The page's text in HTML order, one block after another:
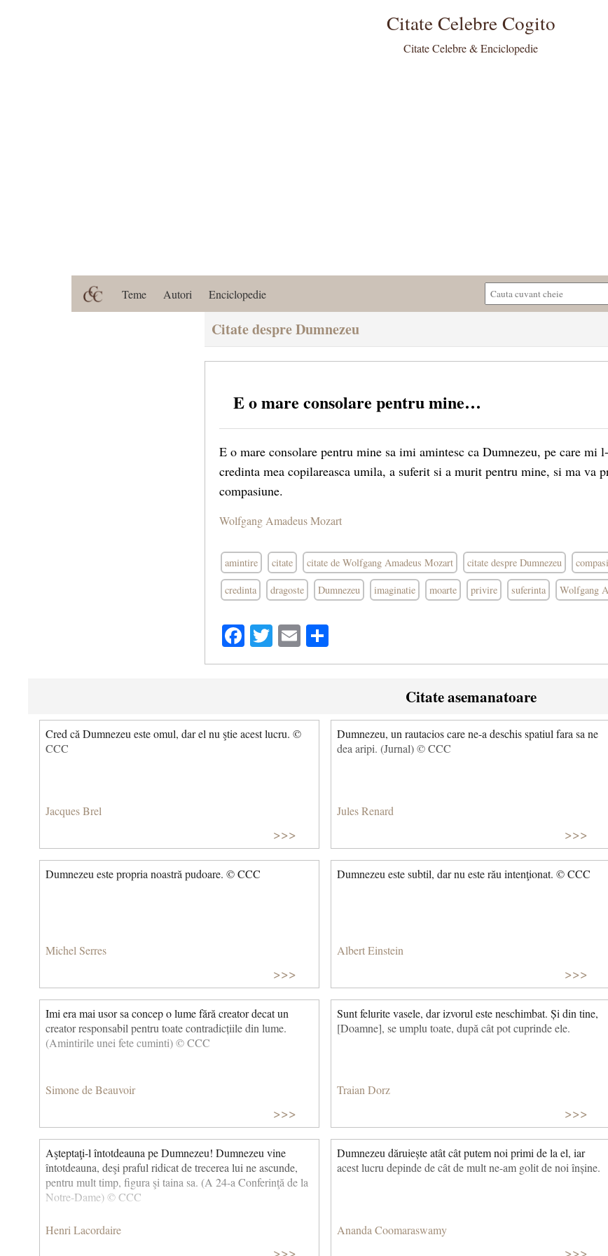
Citate Celebre Cogito
Citate Celebre & Enciclopedie
Teme Autori Enciclopedie
Citate despre Dumnezeu
E o mare consolare pentru mine…
E o mare consolare pentru mine sa imi amintesc ca Dumnezeu, pe care mi
credinta mea copilareasca umila, a suferit si a murit pentru mine, si ma va
compasiune.
Wolfgang Amadeus Mozart
amintire citate citate de Wolfgang Amadeus Mozart citate despre Dumnezeu
credinta dragoste Dumnezeu imaginatie moarte privire suferinta Wolfgang
Facebook
Twitter
Email
Citate asemanatoare
Cred că Dumnezeu este omul, dar el nu ştie acest lucru. ©
CCC
Jacques Brel
>>>
Dumnezeu, un rautacios care ne-a deschis spatiul fara sa ne
dea aripi. (Jurnal) © CCC
Jules Renard
>>>
Dumnezeu este propria noastră pudoare. © CCC
Michel Serres
>>>
Dumnezeu este subtil, dar nu este rău intenţionat. © CCC
Albert Einstein
>>>
Imi era mai usor sa concep o lume fără creator decat un
creator responsabil pentru toate contradicțiile din lume.
(Amintirile unei fete cuminti) © CCC
Simone de Beauvoir
>>>
Sunt felurite vasele, dar izvorul este neschimbat. Și din tine,
[Doamne], se umplu toate, după cât pot cuprinde ele.
Traian Dorz
>>>
Aşteptaţi-l întotdeauna pe Dumnezeu! Dumnezeu vine
întotdeauna, deşi praful ridicat de trecerea lui ne ascunde,
pentru mult timp, figura şi taina sa. (A 24-a Conferinţă de la
Notre-Dame) © CCC
Henri Lacordaire
>>>
Dumnezeu dăruiește atât cât putem noi primi de la el, iar
acest lucru depinde de cât de mult ne-am golit de noi înșine.
Ananda Coomaraswamy
>>>